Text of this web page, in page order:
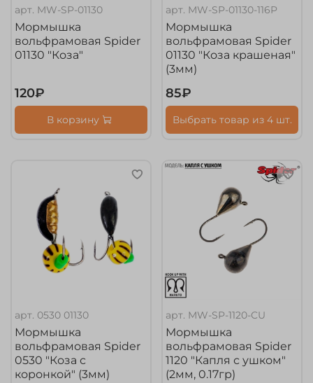
арт. MW-SP-01130
Мормышка
вольфрамовая Spider
01130 "Коза"
120₽
В корзину
арт. MW-SP-01130-116P
Мормышка
вольфрамовая Spider
01130 "Коза крашеная"
(3мм)
85₽
Выбрать товар из 4 шт.
арт. 0530 01130
Мормышка
вольфрамовая Spider
0530 "Коза с
коронкой" (3мм)
арт. MW-SP-1120-CU
Мормышка
вольфрамовая Spider
1120 "Капля с ушком"
(2мм, 0.17гр)